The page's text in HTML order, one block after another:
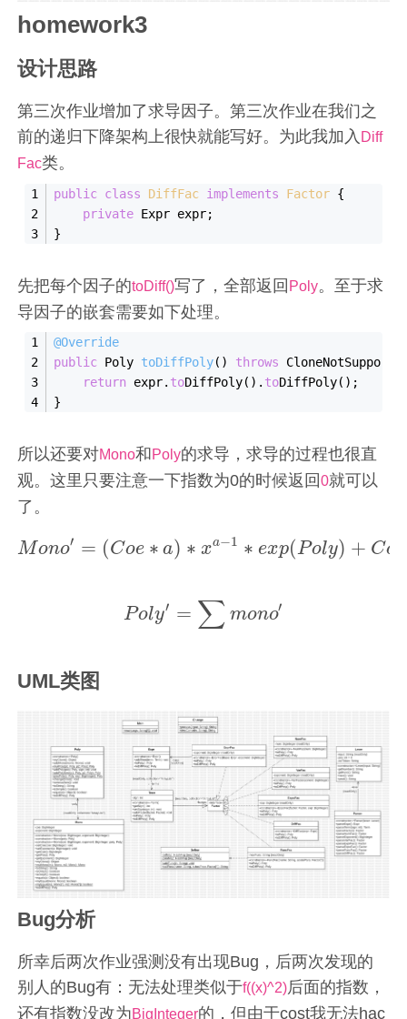
homework3
设计思路
第三次作业增加了求导因子。第三次作业在我们之
前的递归下降架构上很快就能写好。为此我加入 Diff
Fac类。
public class DiffFac implements Factor {
private Expr expr;
}
先把每个因子的toDiff()写了，全部返回 Poly。至于求
导因子的嵌套需要如下处理。
@Override
public Poly toDiffPoly() throws
return expr. toDiffPoly() . toDiffPoly() ;
}
所以还要对Mono和 Poly的求导，求导的过程也很直
观。这里只要注意一下指数为0的时候返回0就可以
了。
Mono′ = (Coe ∗ a) ∗ xa−1 ∗ exp(Poly) + Co
M o no′=( C oe∗a)∗ a −1 ∗exp(Poly)+C oe∗
Poly′ = ∑ mono′
Po y′= ∑m ono′
UML类图
Bug分析
所幸后两次作业强测没有出现Bug，后两次发现的
别人的Bug有：无法处理类似于f((x)^2)后面的指数，
还有指数没改为BigInteger的，但由于cost我无法hac